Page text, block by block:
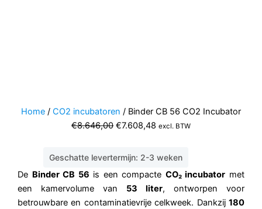
Home / CO2 incubatoren / Binder CB 56 CO2 Incubator
€8.646,00 Oorspronkelijke
was:
€7.608,48 Huidige
excl. BTW
Geschatte levertermijn: 2-3 weken
De Binder CB 56 is een compacte CO₂ incubator met
een kamervolume van 53 liter, ontworpen voor
betrouwbare en contaminatievrije celkweek. Dankzij 180